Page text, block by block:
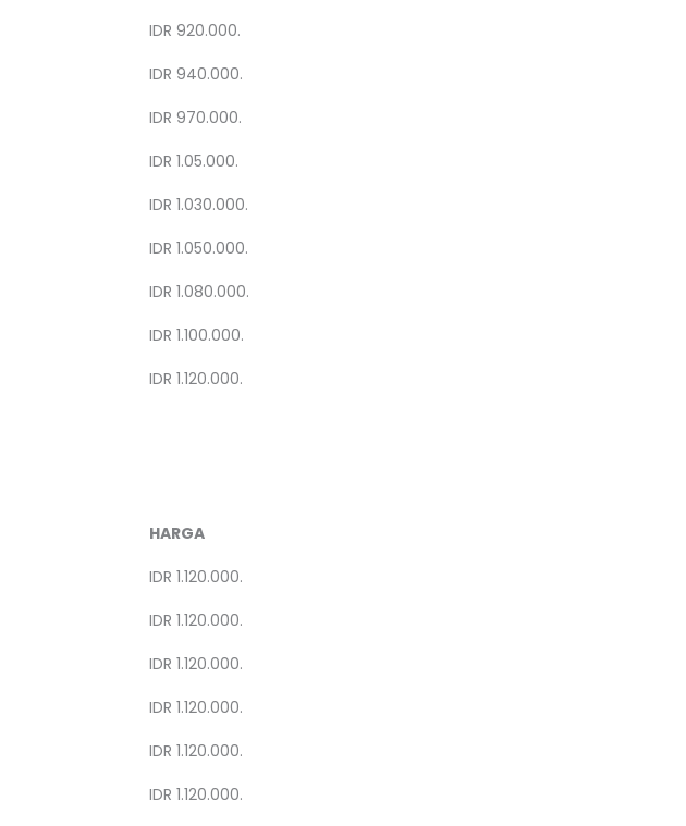
IDR 920.000.
IDR 940.000.
IDR 970.000.
IDR 1.05.000.
IDR 1.030.000.
IDR 1.050.000.
IDR 1.080.000.
IDR 1.100.000.
IDR 1.120.000.
HARGA
IDR 1.120.000.
IDR 1.120.000.
IDR 1.120.000.
IDR 1.120.000.
IDR 1.120.000.
IDR 1.120.000.